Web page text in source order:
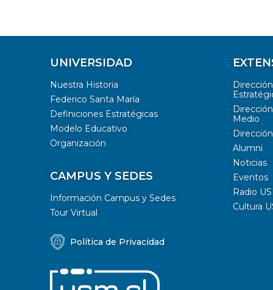
UNIVERSIDAD
Nuestra Historia
Federico Santa María
Definiciones Estratégicas
Modelo Educativo
Organización
CAMPUS Y SEDES
Información Campus y Sedes
Tour Virtual
Política de Privacidad
Medio
Alumni
Noticias
Eventos
Radio
Cultura